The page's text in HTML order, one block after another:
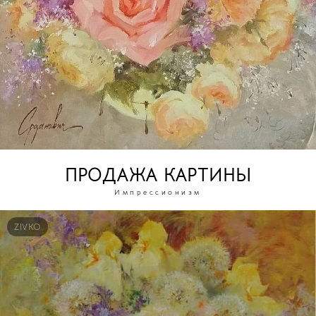
ПРОДАЖА КАРТИНЫ
Импрессионизм
ZIVKO